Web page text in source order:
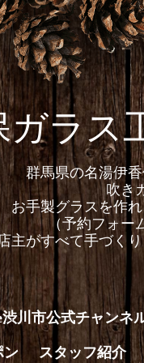
ガラス
群馬県の名湯伊
吹き
お手製グラスを作
（予約フォー
主がすべて手づく
渋川市公式チャンネ
ン スタッフ紹介